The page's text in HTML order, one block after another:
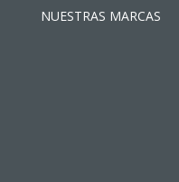
NUESTRAS MARCAS